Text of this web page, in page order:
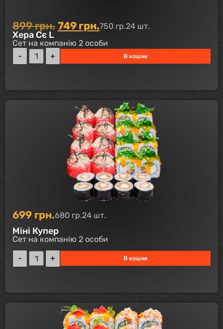
899грн. 749 грн.750 гр.24 шт.
Хера Сє L
Сет на компанію 2 особи
В кошик
699 грн.680 гр.24 шт.
Міні Купер
Сет на компанію 2 особи
В кошик